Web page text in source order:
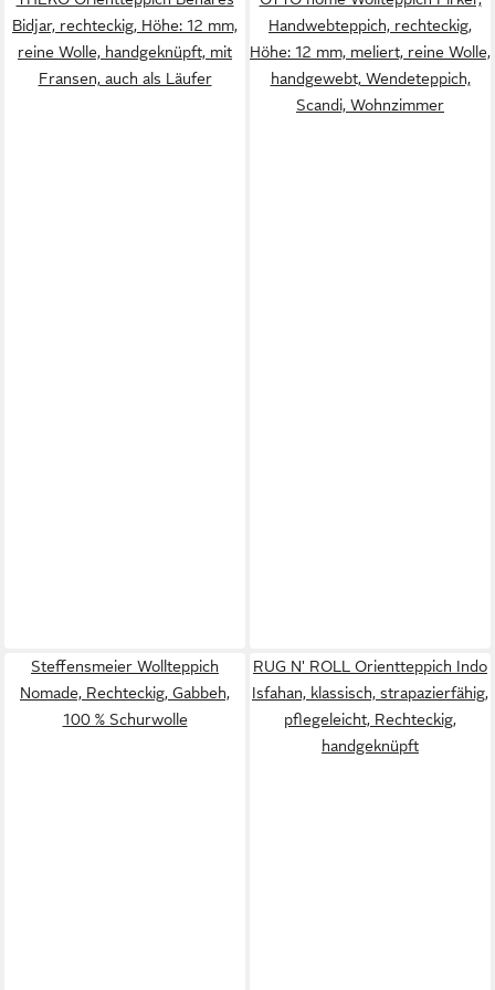
Bidjar, rechteckig, Höhe: 12 mm,
reine Wolle, handgeknüpft, mit
Fransen, auch als Läufer
Handwebteppich, rechteckig,
Höhe: 12 mm, meliert, reine Wolle,
handgewebt, Wendeteppich,
Scandi, Wohnzimmer
Steffensmeier Wollteppich
Nomade, Rechteckig, Gabbeh,
100 % Schurwolle
RUG N' ROLL Orientteppich Indo
Isfahan, klassisch, strapazierfähig,
pflegeleicht, Rechteckig,
handgeknüpft